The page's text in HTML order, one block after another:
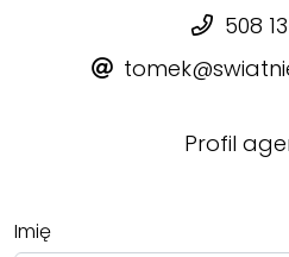
508
Profil
Imię